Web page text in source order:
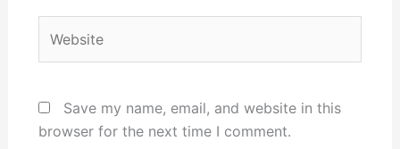
Save my name, email, and website in this
browser for the next time I comment.